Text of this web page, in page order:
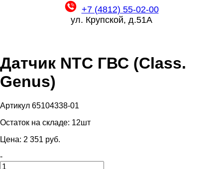
+7 (4812) 55-02-00
ул. Крупской, д.51А
Датчик NTC ГВС (Class.
Genus)
Артикул 65104338-01
Остаток на складе: 12шт
Цена: 2 351 pуб.
-